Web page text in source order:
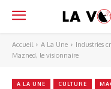
Accueil A La Une
Industries
Mazned, le visionnaire
A LA UNE CULTURE